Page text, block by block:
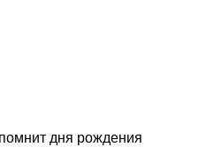
дня рождения